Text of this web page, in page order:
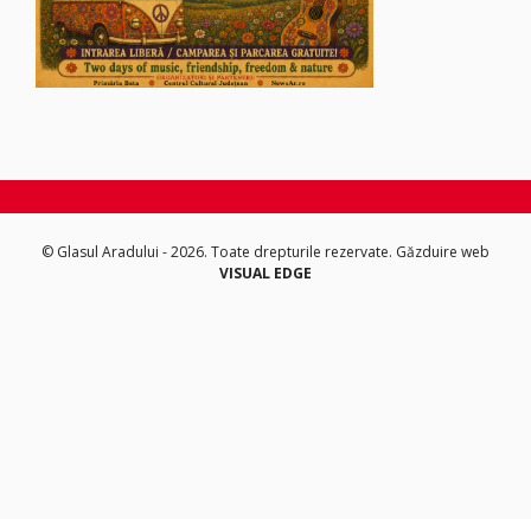
© Glasul Aradului - 2026. Toate drepturile rezervate. Găzduire web
VISUAL EDGE